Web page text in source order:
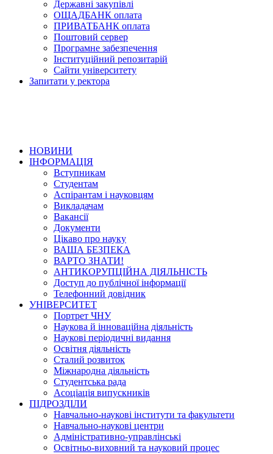
Державні закупівлі
ОЩАДБАНК оплата
ПРИВАТБАНК оплата
Поштовий сервер
Програмне забезпечення
Інституційний репозитарій
Сайти університету
Запитати у ректора
НОВИНИ
ІНФОРМАЦІЯ
Вступникам
Студентам
Аспірантам і науковцям
Викладачам
Вакансії
Документи
Цікаво про науку
ВАША БЕЗПЕКА
ВАРТО ЗНАТИ!
АНТИКОРУПЦІЙНА ДІЯЛЬНІСТЬ
Доступ до публічної інформації
Телефонний довідник
УНІВЕРСИТЕТ
Портрет ЧНУ
Наукова й інноваційна діяльність
Наукові періодичні видання
Освітня діяльність
Сталий розвиток
Міжнародна діяльність
Студентська рада
Асоціація випускників
ПІДРОЗДІЛИ
Навчально-наукові інститути та факультети
Навчально-наукові центри
Адміністративно-управлінські
Освітньо-виховний та науковий процес